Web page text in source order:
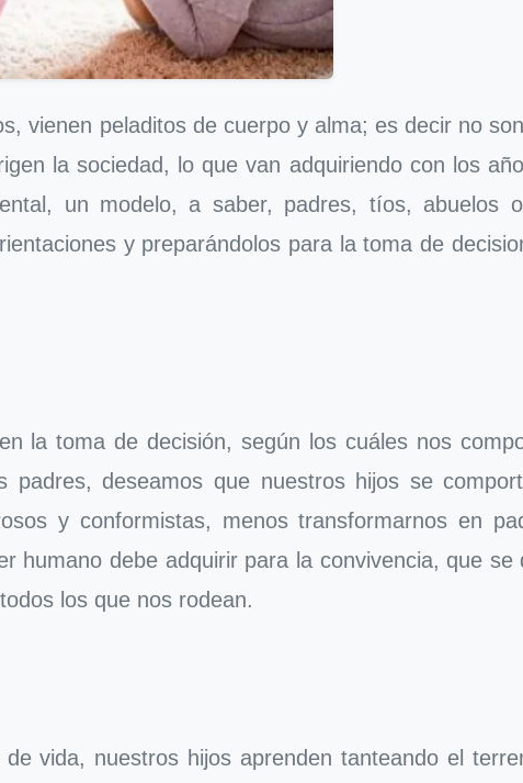
vienen peladitos de cuerpo y alma; es decir no
la sociedad, lo que van adquiriendo con los
un modelo, a saber, padres, tíos, abuelos
y preparándolos para la toma de
la toma de decisión, según los cuáles nos
padres, deseamos que nuestros hijos se
y conformistas, menos transformarnos en
humano debe adquirir para la convivencia, que
los que nos rodean.
vida, nuestros hijos aprenden tanteando el